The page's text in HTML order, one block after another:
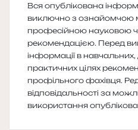
Вся опублікована
виключно з ознайомчою
професійною науковою
рекомендацією. Перед
інформації в
практичних цілях
профільного фахівця.
відповідальності за
використання